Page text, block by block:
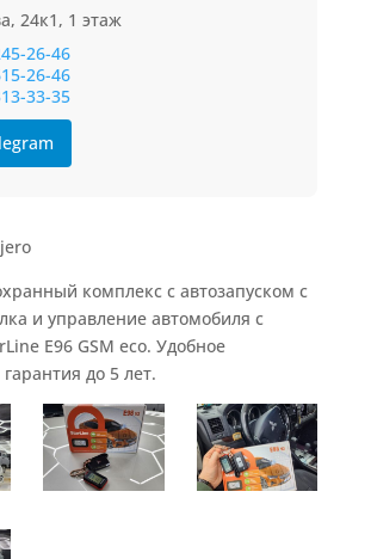
24к1, 1 этаж
26-46
26-46
33-35
комплекс с автозапуском с
и управление автомобиля с
Е96 GSM eco. Удобное
до 5 лет.